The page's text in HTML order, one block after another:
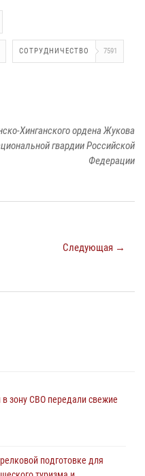
СОТРУДНИЧЕСТВО 7591
Хинганского ордена Жукова
гвардии Российской
Федерации
Следующая →
зону СВО передали свежие
подготовке для